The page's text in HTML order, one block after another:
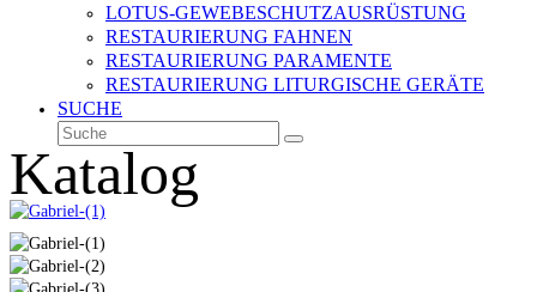
LOTUS-GEWEBESCHUTZAUSRÜSTUNG
RESTAURIERUNG FAHNEN
RESTAURIERUNG PARAMENTE
RESTAURIERUNG LITURGISCHE GERÄTE
SUCHE
Suche
Senden
Katalog